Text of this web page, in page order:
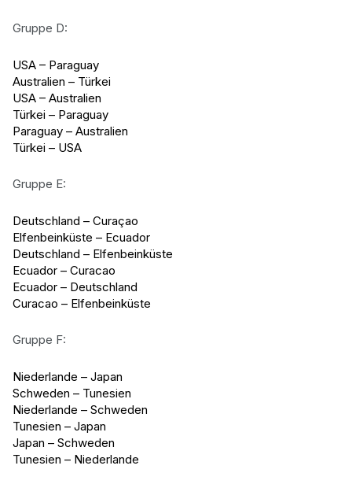
Gruppe D:
USA – Paraguay
Australien – Türkei
USA – Australien
Türkei – Paraguay
Paraguay – Australien
Türkei – USA
Gruppe E:
Deutschland – Curaçao
Elfenbeinküste – Ecuador
Deutschland – Elfenbeinküste
Ecuador – Curacao
Ecuador – Deutschland
Curacao – Elfenbeinküste
Gruppe F:
Niederlande – Japan
Schweden – Tunesien
Niederlande – Schweden
Tunesien – Japan
Japan – Schweden
Tunesien – Niederlande